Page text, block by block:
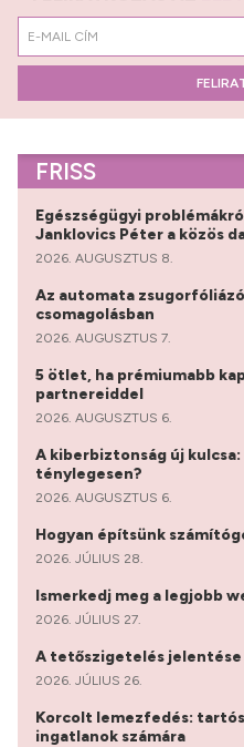
FRISS
Egészségügyi
Janklovics Péter a közös
2026. AUGUSZTUS 8.
Az automata
csomagolásban
2026. AUGUSZTUS 7.
5 ötlet, ha prémiumabb
partnereiddel
2026. AUGUSZTUS 6.
A kiberbiztonság új kulcsa:
ténylegesen?
2026. AUGUSZTUS 6.
Hogyan építsünk
2026. JÚLIUS 28.
Ismerkedj meg a legjobb
2026. JÚLIUS 27.
A tetőszigetelés
2026. JÚLIUS 26.
Korcolt lemezfedés:
ingatlanok számára